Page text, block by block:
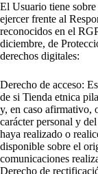
El Usuario tiene
ejercer frente al
reconocidos en el
diciembre, de
derechos digitales:
Derecho de acceso:
de si Tienda etnica
y, en caso afirmativo,
carácter personal y
haya realizado o
disponible sobre el
comunicaciones
Derecho de